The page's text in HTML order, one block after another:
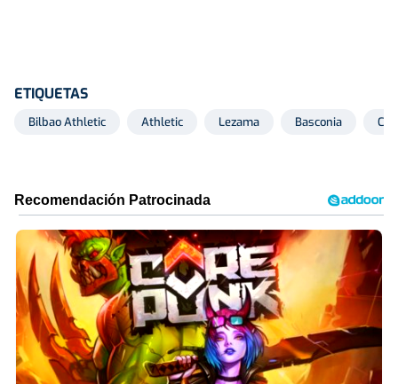
ETIQUETAS
Bilbao Athletic Athletic Lezama Basconia